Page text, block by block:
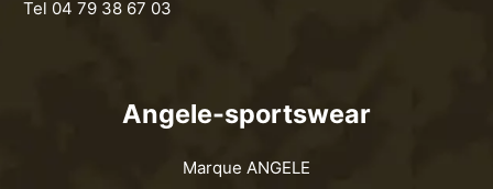
Tel 04 79 38 67 03
Angele-sportswear
Marque ANGELE